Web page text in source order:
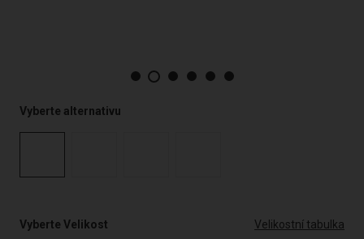
Vyberte alternativu
Vyberte Velikost Velikostní tabulka